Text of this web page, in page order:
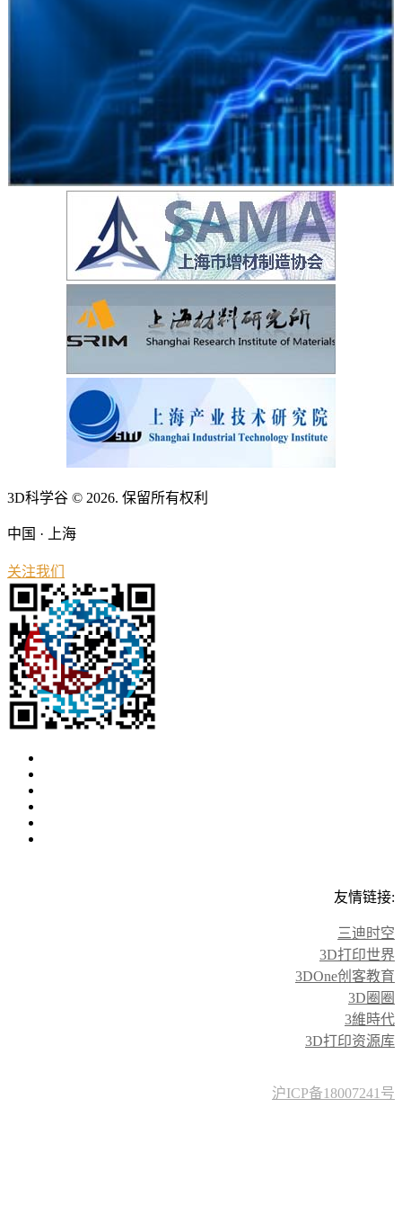
3D科学谷 © 2026. 保留所有权利
中国 · 上海
关注我们
友情链接:
三迪时空
3D打印世界
3DOne创客教育
3D圈圈
3維時代
3D打印资源库
沪ICP备18007241号